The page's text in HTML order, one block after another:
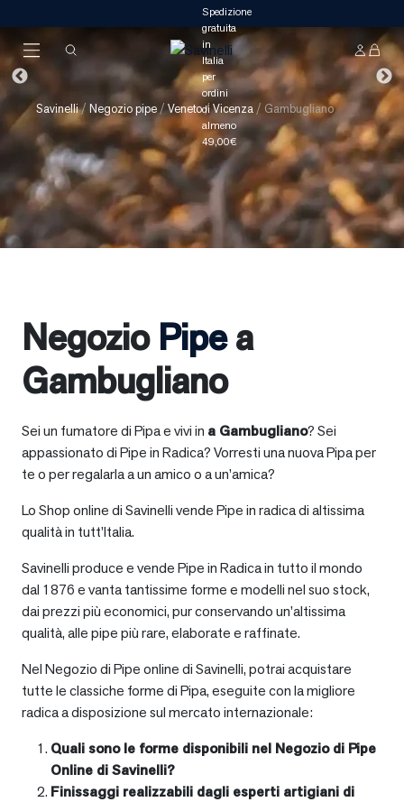
Savinelli/ Negozio pipe/Veneto/Vicenza / Gambugliano
Negozio Pipea
Gambugliano
Sei un fumatore di Pipa e vivi in a Gambugliano? Sei
appassionato di Pipe in Radica? Vorresti una nuova Pipa per
te o per regalarla a un amico o a un’amica?
Lo Shop online di Savinelli vende Pipe in radica di altissima
qualità in tutt’Italia.
Savinelli produce e vende Pipe in Radica in tutto il mondo
dal 1876 e vanta tantissime forme e modelli nel suo stock,
dai prezzi più economici, pur conservando un’altissima
qualità, alle pipe più rare, elaborate e raffinate.
Nel Negozio di Pipe online di Savinelli, potrai acquistare
tutte le classiche forme di Pipa, eseguite con la migliore
radica a disposizione sul mercato internazionale:
Quali sono le forme disponibili nel Negozio di Pipe
Online di Savinelli?
Finissaggi realizzabili dagli esperti artigiani di